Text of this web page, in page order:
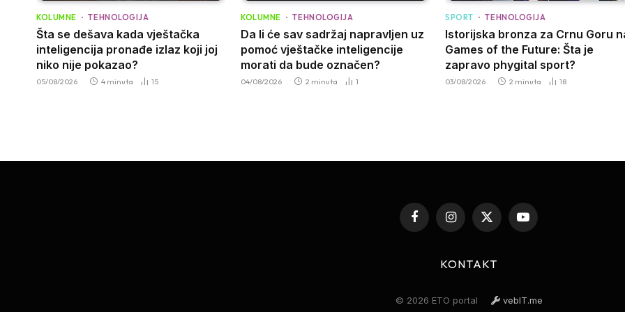
KOLUMNE TEHNOLOGIJA
Šta se dešava kada vještačka
inteligencija pronađe izlaz koji joj
niko nije pokazao?
05/08/2026 4 minuta 15
KOLUMNE TEHNOLOGIJA
Da li će sav sadržaj napravljen uz
pomoć vještačke inteligencije
morati da bude označen?
04/08/2026 2 minuta 1
SPORT TEHNOLOGIJA
Istorijska bronza za Crnu Goru
Games of the Future: Šta je
zapravo phygital sport?
03/08/2026 2 minuta 18
FacebookInstagram
X
(Twitter)
YouTube
KONTAKT
© 2026 ETO portal vebIT.me